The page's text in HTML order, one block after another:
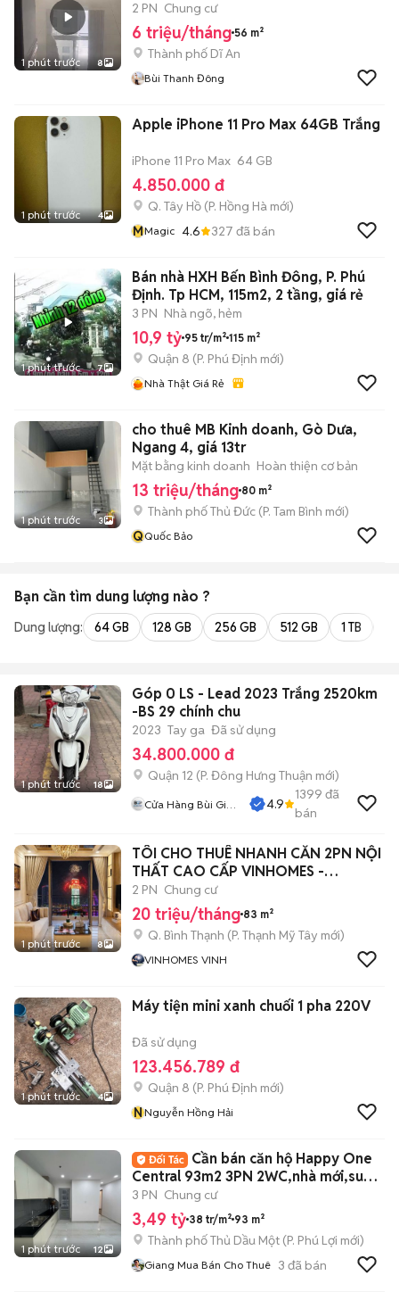
1 phút trước 8
2 PN Chung cư
6 triệu/tháng 56 m²
Thành phố Dĩ An
Bùi Thanh Đông
1 phút trước 4
Apple iPhone 11 Pro Max 64GB Trắng
iPhone 11 Pro Max 64 GB
4.850.000 đ
Q. Tây Hồ (P. Hồng Hà mới)
MMagic 4.6 327 đã bán
1 phút trước 7
Bán nhà HXH Bến Bình Đông, P. Phú
Định. Tp HCM, 115m2, 2 tầng, giá rẻ
3 PN Nhà ngõ, hẻm
10,9 tỷ 95 tr/m² 115 m²
Quận 8 (P. Phú Định mới)
Nhà Thật Giá Rẻ
1 phút trước 3
cho thuê MB Kinh doanh, Gò Dưa,
Ngang 4, giá 13tr
Mặt bằng kinh doanh Hoàn thiện cơ bản
13 triệu/tháng 80 m²
Thành phố Thủ Đức (P. Tam Bình mới)
QQuốc Bảo
Bạn cần tìm dung lượng nào ?
Dung lượng: 64 GB 128 GB 256 GB 512 GB 1 TB
1 phút trước 18
Góp 0 LS - Lead 2023 Trắng 2520km
-BS 29 chính chu
2023 Tay ga Đã sử dụng
34.800.000 đ
Quận 12 (P. Đông Hưng Thuận mới)
Cửa Hàng Bùi Gia
4.9
1399 đã
bán
1 phút trước 8
TÔI CHO THUÊ NHANH CĂN 2PN NỘI
THẤT CAO CẤP VINHOMES -
LANDMARK
2 PN Chung cư
20 triệu/tháng 83 m²
Q. Bình Thạnh (P. Thạnh Mỹ Tây mới)
VINHOMES VINH
1 phút trước 4
Máy tiện mini xanh chuối 1 pha 220V
Đã sử dụng
123.456.789 đ
Quận 8 (P. Phú Định mới)
NNguyễn Hồng Hải
1 phút trước 12
Cần bán căn hộ Happy One
Central 93m2 3PN 2WC,nhà mới,suất
SPA giá tốt
3 PN Chung cư
3,49 tỷ 38 tr/m² 93 m²
Thành phố Thủ Dầu Một (P. Phú Lợi mới)
Giang Mua Bán Cho Thuê 3 đã bán